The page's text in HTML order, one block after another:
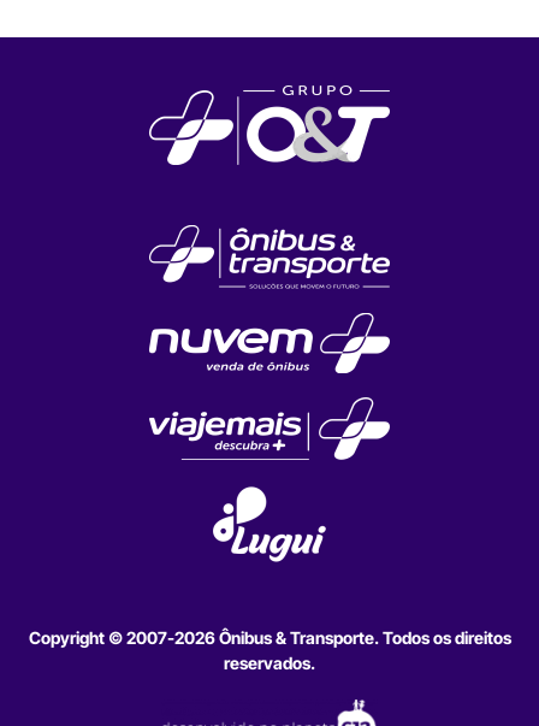
Copyright © 2007-2026 Ônibus & Transporte. Todos os direitos
reservados.